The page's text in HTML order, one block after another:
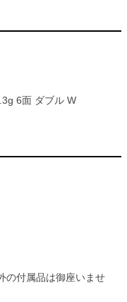
6面 ダブル W
の付属品は御座いませ